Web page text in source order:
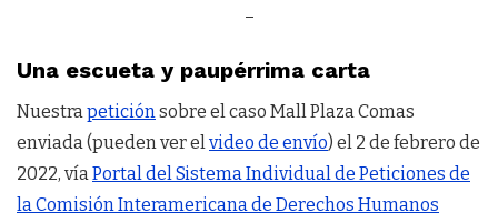
–
Una escueta y paupérrima carta
Nuestra petición sobre el caso Mall Plaza Comas
enviada (pueden ver el video de envío) el 2 de febrero de
2022, vía Portal del Sistema Individual de Peticiones de
la Comisión Interamericana de Derechos Humanos